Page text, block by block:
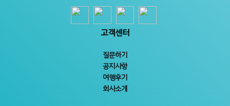
고객센터
질문하기
공지사항
여행후기
회사소개